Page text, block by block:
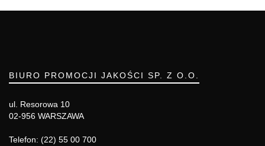
BIURO PROMOCJI JAKOŚCI SP. Z O.O.
ul. Resorowa 10
02-956 WARSZAWA
Telefon: (22) 55 00 700